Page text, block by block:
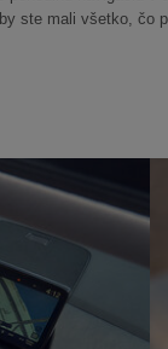
ste mali všetko, čo